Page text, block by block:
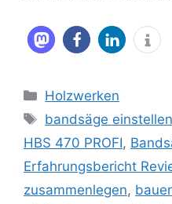
Kategorien
Holzwerken
Schlagwörter
bandsäge einstellen
HBS 470 PROFI,
Erfahrungsbericht
zusammenlegen,